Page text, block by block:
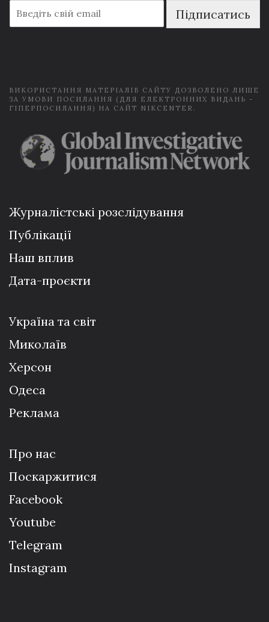
m
a
Підписатись
ВИКОРИСТАННЯ МАТЕРІАЛІВ САЙТУ ДОЗВОЛЕНО ЛИШЕ
ЗА УМОВИ ПОСИЛАННЯ (ДЛЯ ЕЛЕКТРОННИХ ВИДАНЬ -
ГІПЕРПОСИЛАННЯ) НА САЙТ NIKCENTER.
Журналістські розслідування
Публікації
Наш вплив
Дата-проєкти
Україна та світ
Миколаїв
Херсон
Одеса
Реклама
Про нас
Поскаржитися
Facebook
Youtube
Telegram
Instagram